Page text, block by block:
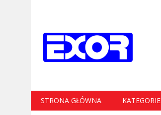
STRONA GŁÓWNA KATEGORIE